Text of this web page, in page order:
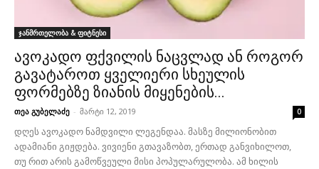
ჯანმრთელობა & ფიტნესი
ავოკადო ფქვილის ნაცვლად ან როგორ
გავატაროთ ყველიერი სხეულის
ფორმებზე ზიანის მიყენების...
თეა გუბელაძე - მარტი 12, 2019 0
დღეს ავოკადო ნამდვილი ლეგენდაა. მასზე მილიონობით
ადამიანი გიჟდება. ვივიენი გთავაზობთ, ერთად განვიხილოთ,
თუ რით არის გამოწვეული მისი პოპულარულობა. ამ ხილის